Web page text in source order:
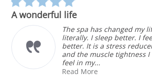
rating
A wonderful life
The spa has changed my
literally. I sleep better. I
better. It is a stress
and the muscle tightness I
feel in my...
Read More